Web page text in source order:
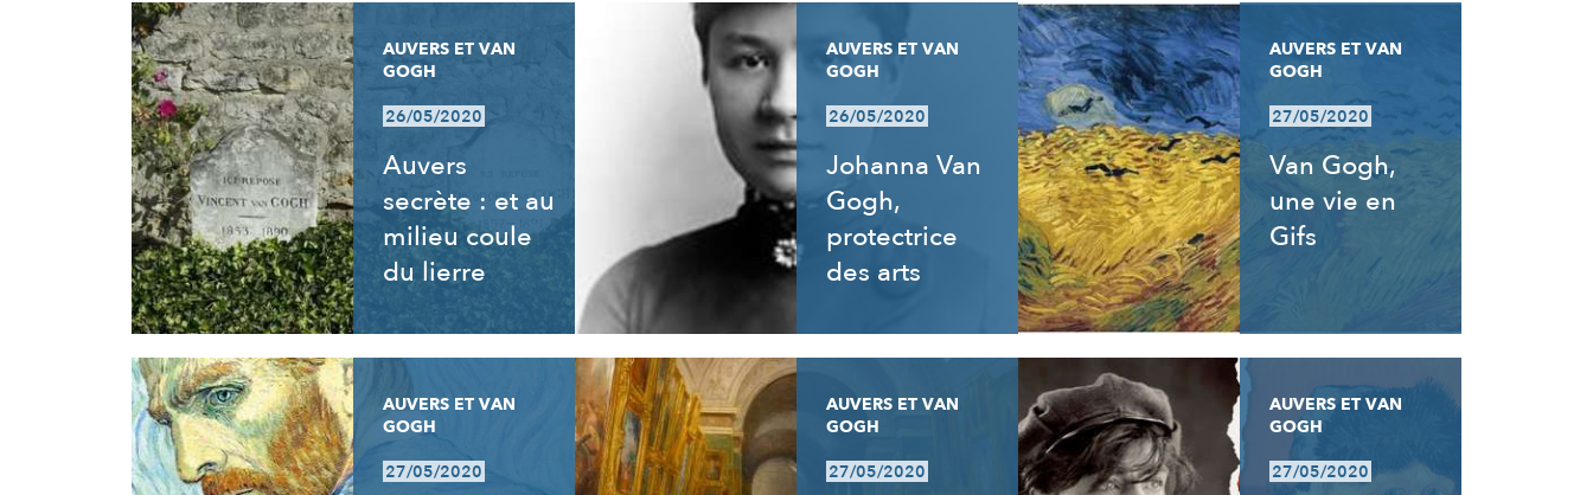
RÉSULTATS
AUVERS ET VAN
GOGH
26/05/2020
Auvers
secrète : et au
milieu coule
du lierre
AUVERS ET VAN
GOGH
26/05/2020
Johanna Van
Gogh,
protectrice
des arts
AUVERS ET VAN
GOGH
27/05/2020
Van Gogh,
une vie en
Gifs
AUVERS ET VAN
GOGH
27/05/2020
AUVERS ET VAN
GOGH
27/05/2020
AUVERS ET VAN
GOGH
27/05/2020